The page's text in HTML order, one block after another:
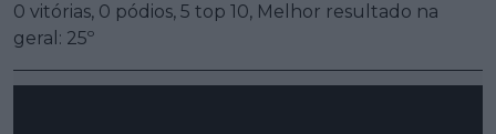
0 vitórias, 0 pódios, 5 top 10, Melhor resultado na
geral: 25º